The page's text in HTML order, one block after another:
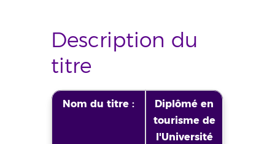
Description du
titre
Nom du titre :
Diplômé en
tourisme de
l'Université